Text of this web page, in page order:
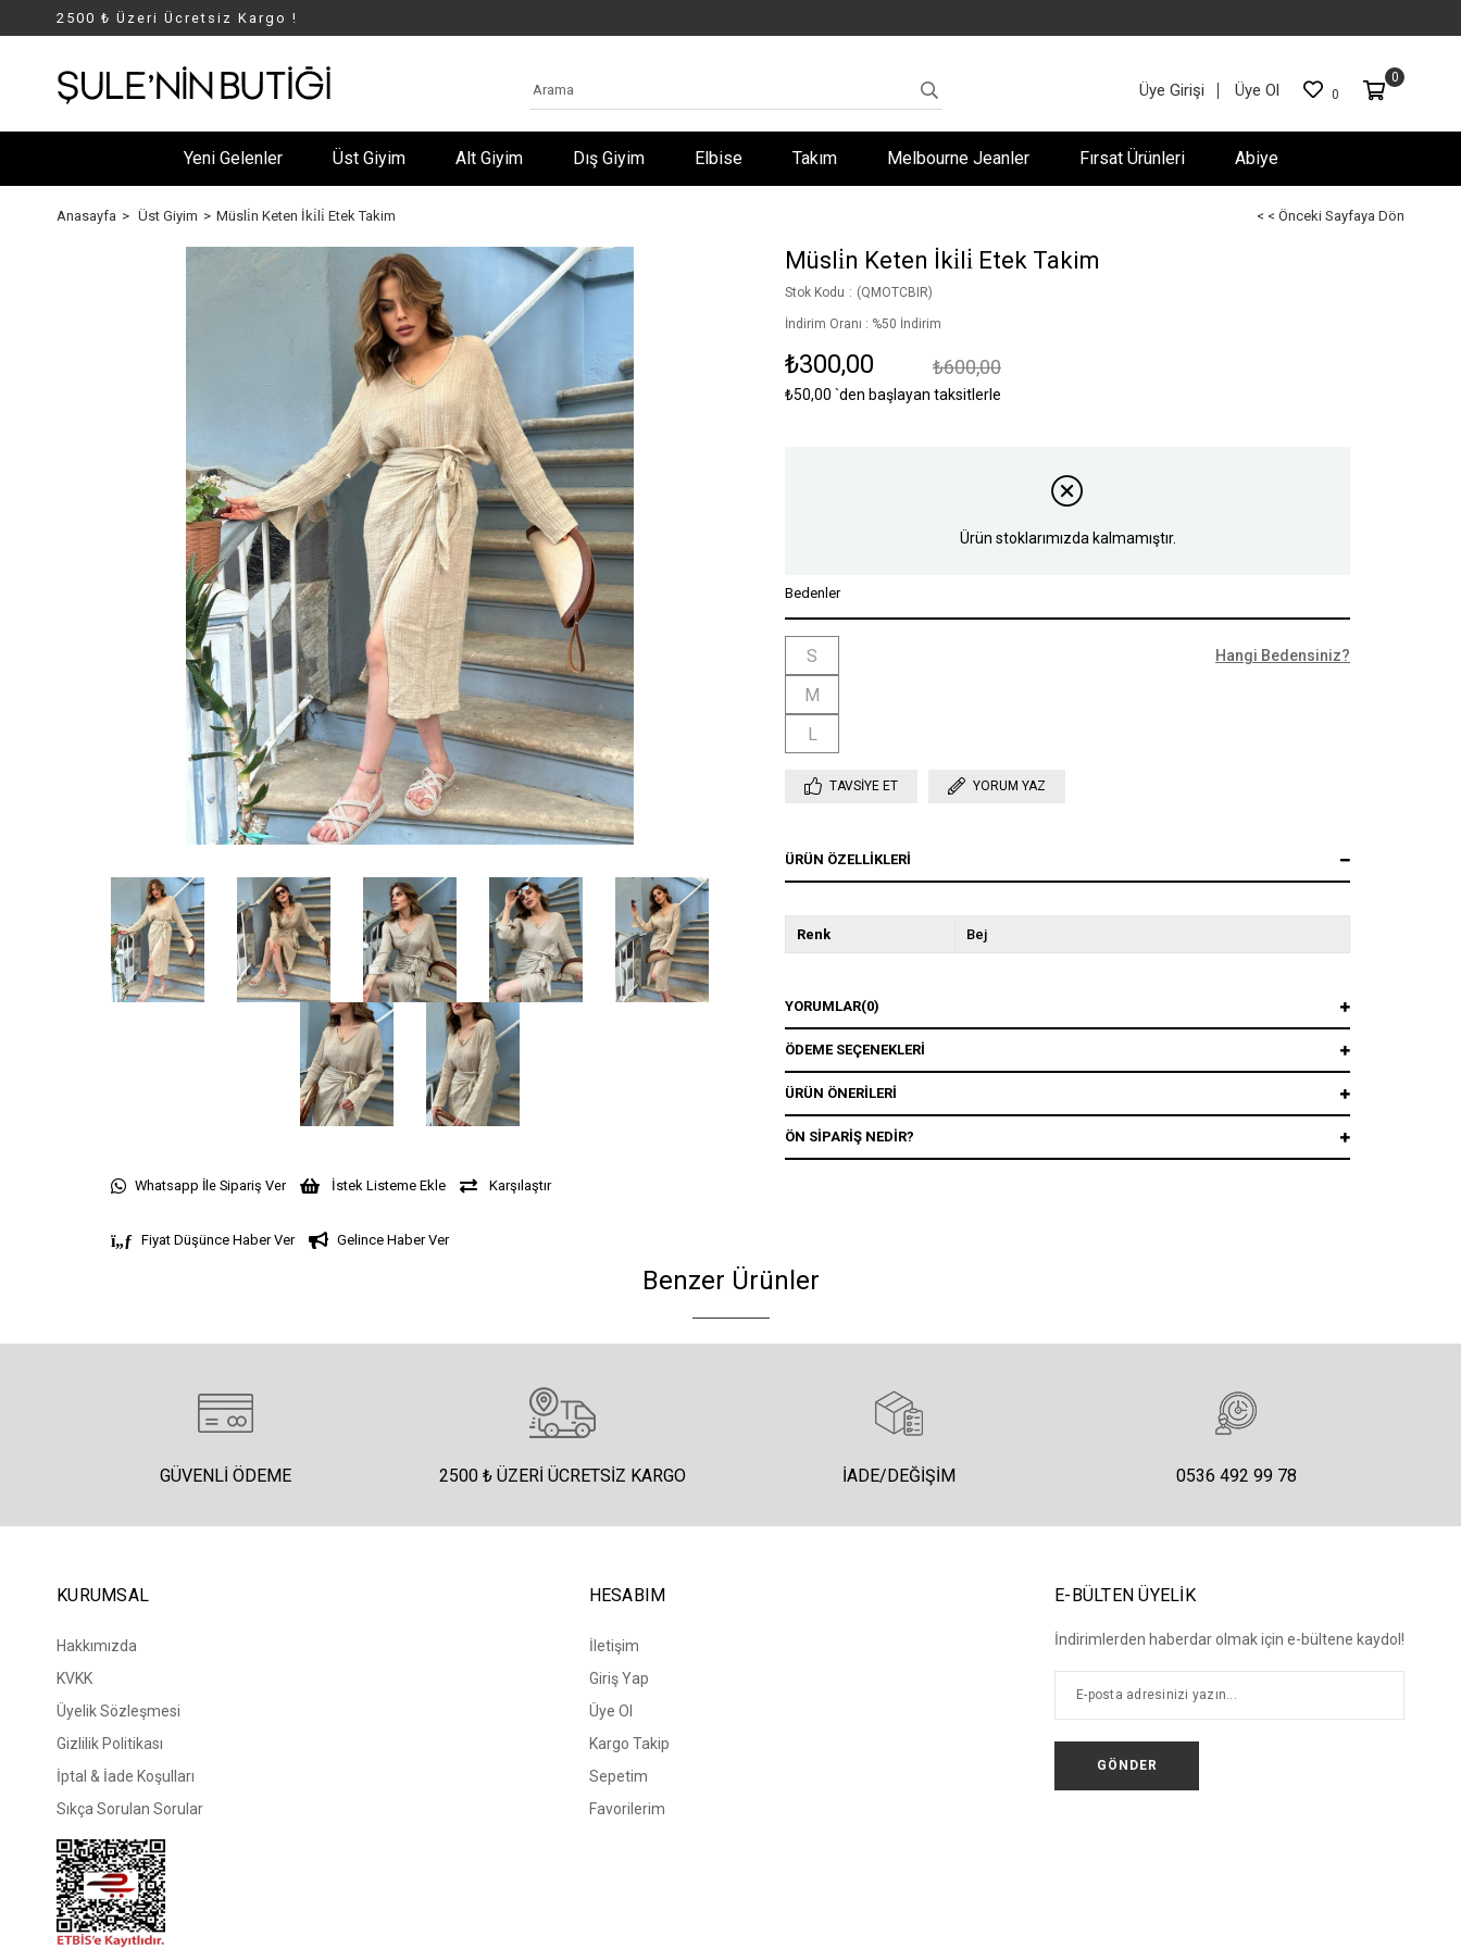
2500 ₺ Üzeri Ücretsiz Kargo !
0
0
Üye Girişi Üye Ol
Yeni Gelenler Üst Giyim Alt Giyim Dış Giyim Elbise Takım Melbourne Jeanler Fırsat Ürünleri Abiye
Anasayfa Üst Giyim Müsli̇n Keten İki̇li̇ Etek Takim < < Önceki Sayfaya Dön
Whatsapp İle Sipariş Ver İstek Listeme Ekle Karşılaştır
Fiyat Düşünce Haber Ver Gelince Haber Ver
Müsli̇n Keten İki̇li̇ Etek Takim
Stok Kodu (QMOTCBIR)
İndirim Oranı : %50 İndirim
₺600,00
₺300,00
₺50,00 `den başlayan taksitlerle
Ürün stoklarımızda kalmamıştır.
Bedenler
S
M
L
Hangi Bedensiniz?
TAVSIYE ET YORUM YAZ
ÜRÜN ÖZELLIKLERI
Renk Bej
YORUMLAR(0)
ÖDEME SEÇENEKLERI
ÜRÜN ÖNERILERI
ÖN SIPARIŞ NEDIR?
Benzer Ürünler
GÜVENLI ÖDEME 2500 ₺ ÜZERI ÜCRETSIZ KARGO İADE/DEĞIŞIM 0536 492 99 78
KURUMSAL
Hakkımızda
KVKK
Üyelik Sözleşmesi
Gizlilik Politikası
İptal & İade Koşulları
Sıkça Sorulan Sorular
HESABIM
İletişim
Giriş Yap
Üye Ol
Kargo Takip
Sepetim
Favorilerim
E-BÜLTEN ÜYELİK
İndirimlerden haberdar olmak için e-bültene kaydol!
GÖNDER